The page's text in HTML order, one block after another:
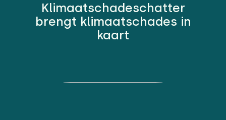
Klimaatschadeschatter
brengt klimaatschades in
kaart